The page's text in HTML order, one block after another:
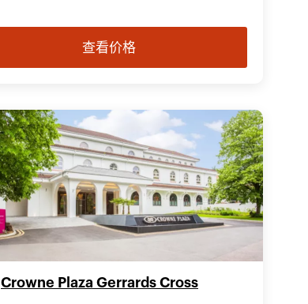
查看价格
Crowne Plaza Gerrards Cross